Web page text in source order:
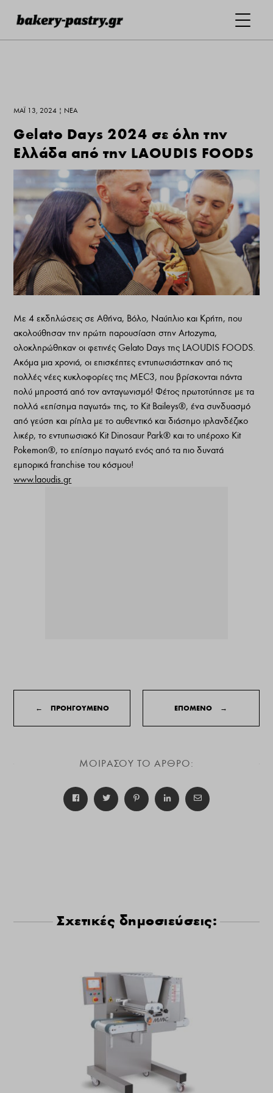
ΜΆΙ 13, 2024 | ΝΕΑ
Gelato Days 2024 σε όλη την
Ελλάδα από την LAOUDIS FOODS
Με 4 εκδηλώσεις σε Αθήνα, Βόλο, Ναύπλιο και Κρήτη, που
ακολούθησαν την πρώτη παρουσίαση στην Artozyma,
ολοκληρώθηκαν οι φετινές Gelato Days της LAOUDIS FOODS.
Ακόμα μια χρονιά, οι επισκέπτες εντυπωσιάστηκαν από τις
πολλές νέες κυκλοφορίες της MEC3, που βρίσκονται πάντα
πολύ μπροστά από τον ανταγωνισμό! Φέτος πρωτοτύπησε με τα
πολλά «επίσημα παγωτά» της, το Kit Baileys®, ένα συνδυασμό
από γεύση και ρίπλα με το αυθεντικό και διάσημο ιρλανδέζικο
λικέρ, το εντυπωσιακό Kit Dinosaur Park® και το υπέροχο Kit
Pokemon®, το επίσημο παγωτό ενός από τα πιο δυνατά
εμπορικά franchise του κόσμου!
www.laoudis.gr
← ΠΡΟΗΓΟΥΜΕΝΟ ΕΠΟΜΕΝΟ →
ΜΟΙΡΑΣΟΥ ΤΟ ΑΡΘΡΟ:
Σχετικές δημοσιεύσεις: